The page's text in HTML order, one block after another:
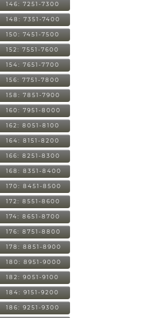
146: 7251-7300
148: 7351-7400
150: 7451-7500
152: 7551-7600
154: 7651-7700
156: 7751-7800
158: 7851-7900
160: 7951-8000
162: 8051-8100
164: 8151-8200
166: 8251-8300
168: 8351-8400
170: 8451-8500
172: 8551-8600
174: 8651-8700
176: 8751-8800
178: 8851-8900
180: 8951-9000
182: 9051-9100
184: 9151-9200
186: 9251-9300